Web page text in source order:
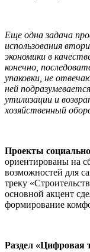
Еще одна задача
использования
экономики в
конечно,
упаковки, не
ней
утилизации и
хозяйственный
Проекты
ориентированы на
возможностей для
треку
основной акцент
формирование
Раздел «Цифровая